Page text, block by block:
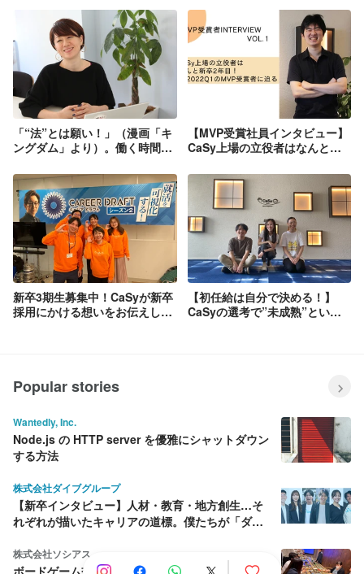
「“法”とは願い！」（漫画「キ
ングダム」より）。働く時間も
る行動指針「UNICO」をCHRO
白坂が解説
【MVP受賞社員インタビュー】
CaSy上場の立役者はなんと新
賞者に迫る
新卒3期生募集中！CaSyが新卒
採用にかける想いをお伝えしま
【初任給は自分で決める！】
CaSyの選考で”未成熟”という
Popular stories
Wantedly, Inc.
Node.js の HTTP server を優雅にシャットダウン
する方法
株式会社ダイブグループ
【新卒インタビュー】人材・教育・地方創生…そ
れぞれが描いたキャリアの道標。僕たちが「ダイ
株式会社ソシアス